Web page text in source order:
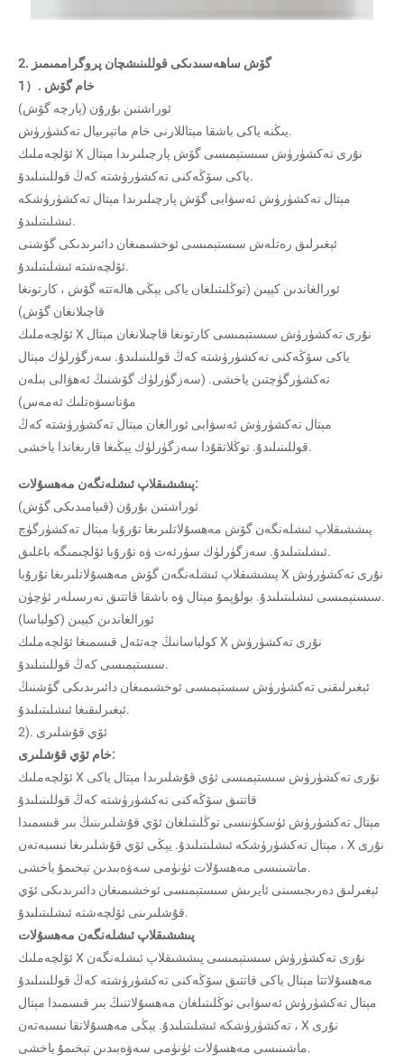
2. گۆش ساھەسىدىكى قوللىنىشچان پروگراممىمىز
1）. خام گۆش
ئوراشتىن بۇرۇن (پارچە گۆش)
يىڭنە ياكى باشقا مېتاللارنى خام ماتېرىيال تەكشۈرۈش.
ئۆلچەملىك X نۇرى تەكشۈرۈش سىستېمىسى گۆش پارچىلىرىدا مېتال
ياكى سۆڭەكنى تەكشۈرۈشتە كەڭ قوللىنىلىدۇ.
مېتال تەكشۈرۈش ئەسۋابى گۆش پارچىلىرىدا مېتال تەكشۈرۈشكە
ئىشلىتىلىدۇ.
ئېغىرلىق رەتلەش سىستېمىسى ئوخشىمىغان دائىرىدىكى گۆشنى
ئۆلچەشتە ئىشلىتىلىدۇ.
ئورالغاندىن كېيىن (توڭلىتىلغان ياكى يېڭى ھالەتتە گۆش ، كارتونغا
قاچىلانغان گۆش)
ئۆلچەملىك X نۇرى تەكشۈرۈش سىستېمىسى كارتونغا قاچىلانغان مېتال
ياكى سۆڭەكنى تەكشۈرۈشتە كەڭ قوللىنىلىدۇ. سەزگۈرلۈك مېتال
تەكشۈرگۈچتىن ياخشى. (سەزگۈرلۈك گۆشنىڭ ئەھۋالى بىلەن
مۇناسىۋەتلىك ئەمەس)
مېتال تەكشۈرۈش ئەسۋابى ئورالغان مېتال تەكشۈرۈشتە كەڭ
قوللىنىلىدۇ. توڭلاتقۇدا سەزگۈرلۈك يېڭىغا قارىغاندا ياخشى.
پىششىقلاپ ئىشلەنگەن مەھسۇلات:
ئوراشتىن بۇرۇن (قىيامىدىكى گۆش)
پىششىقلاپ ئىشلەنگەن گۆش مەھسۇلاتلىرىغا تۇرۇبا مېتال تەكشۈرگۈچ
ئىشلىتىلىدۇ. سەزگۈرلۈك سۈرئەت ۋە تۇرۇبا ئۆلچىمىگە باغلىق.
پىششىقلاپ ئىشلەنگەن گۆش مەھسۇلاتلىرىغا تۇرۇبا X نۇرى تەكشۈرۈش
سىستېمىسى ئىشلىتىلىدۇ. بولۇپمۇ مېتال ۋە باشقا قاتتىق نەرسىلەر ئۈچۈن.
ئورالغاندىن كېيىن (كولباسا)
كولباسانىڭ چەتئەل قىسمىغا ئۆلچەملىك X نۇرى تەكشۈرۈش
سىستېمىسى كەڭ قوللىنىلىدۇ.
ئېغىرلىقنى تەكشۈرۈش سىستېمىسى ئوخشىمىغان دائىرىدىكى گۆشنىڭ
ئېغىرلىقىغا ئىشلىتىلىدۇ.
2). ئۆي قۇشلىرى
خام ئۆي قۇشلىرى:
ئۆلچەملىك X نۇرى تەكشۈرۈش سىستېمىسى ئۆي قۇشلىرىدا مېتال ياكى
قاتتىق سۆڭەكنى تەكشۈرۈشتە كەڭ قوللىنىلىدۇ
مېتال تەكشۈرۈش ئۈسكۈنىسى توڭلىتىلغان ئۆي قۇشلىرىنىڭ بىر قىسمىدا
مېتال تەكشۈرۈشكە ئىشلىتىلىدۇ. يېڭى ئۆي قۇشلىرىغا نىسبەتەن ، X نۇرى
ماشىنىسى مەھسۇلات ئۈنۈمى سەۋەبىدىن تېخىمۇ ياخشى.
ئېغىرلىق دەرىجىسىنى ئايرىش سىستېمىسى ئوخشىمىغان دائىرىدىكى ئۆي
قۇشلىرىنى ئۆلچەشتە ئىشلىتىلىدۇ.
پىششىقلاپ ئىشلەنگەن مەھسۇلات
ئۆلچەملىك X نۇرى تەكشۈرۈش سىستېمىسى پىششىقلاپ ئىشلەنگەن
مەھسۇلاتتا مېتال ياكى قاتتىق سۆڭەكنى تەكشۈرۈشتە كەڭ قوللىنىلىدۇ
مېتال تەكشۈرۈش ئەسۋابى توڭلىتىلغان مەھسۇلاتنىڭ بىر قىسمىدا مېتال
تەكشۈرۈشكە ئىشلىتىلىدۇ. يېڭى مەھسۇلاتقا نىسبەتەن ، X نۇرى
ماشىنىسى مەھسۇلات ئۈنۈمى سەۋەبىدىن تېخىمۇ ياخشى.